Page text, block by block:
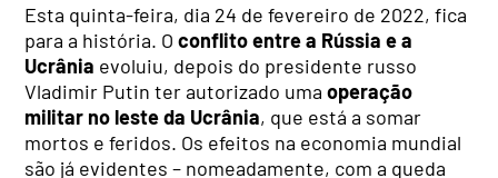
Esta quinta-feira, dia 24 de fevereiro de 2022, fica
para a história. Oconflito entre a Rússia e a
Ucrânia evoluiu, depois do presidente russo
Vladimir Putin ter autorizado umaoperação
militar no leste da Ucrânia, que está a somar
mortos e feridos. Os efeitos na economia mundial
são já evidentes – nomeadamente, com a queda